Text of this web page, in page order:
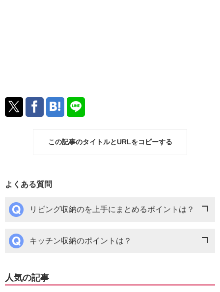
この記事のタイトルとURLをコピーする
よくある質問
リビング収納のを上手にまとめるポイントは？
キッチン収納のポイントは？
人気の記事